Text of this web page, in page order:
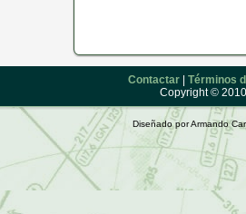
Contactar
Términos
Copyright ©
Diseñado por Armando